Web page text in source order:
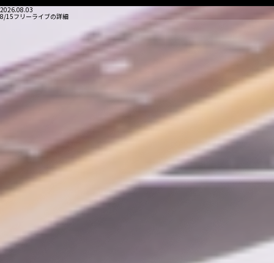
2026.08.03
8/15フリーライブの詳細